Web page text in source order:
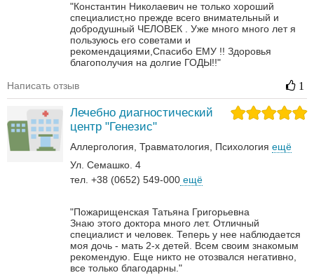
"Константин Николаевич не только хороший
специалист,но прежде всего внимательный и
добродушный ЧЕЛОВЕК . Уже много много лет я
пользуюсь его советами и
рекомендациями,Спасибо ЕМУ !! Здоровья
благополучия на долгие ГОДЫ!!"
Написать отзыв 1
Лечебно диагностический
центр "Генезис"
Аллергология Травматология Психология ещё
Ул. Семашко. 4
тел. +38 (0652) 549-000 ещё
"Пожарищенская Татьяна Григорьевна
Знаю этого доктора много лет. Отличный
специалист и человек. Теперь у нее наблюдается
моя дочь - мать 2-х детей. Всем своим знакомым
рекомендую. Еще никто не отозвался негативно,
все только благодарны."